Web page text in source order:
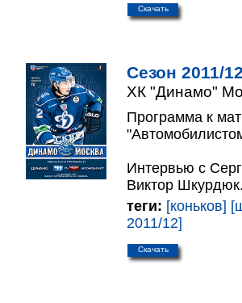
Скачать
Сезон 2011/
ХК "Динамо"
Программа к
Интервью с
Виктор Шкурдюк.
теги: [коньков]
2011/12]
Скачать